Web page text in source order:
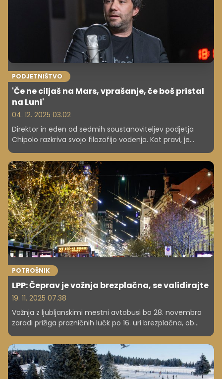
PODJETNIŠTVO
'Če ne ciljaš na Mars, vprašanje, če boš pristal
na Luni'
04. 12. 2025 03.02
Direktor in eden od sedmih soustanoviteljev podjetja
Chipolo razkriva svojo filozofijo vodenja. Kot pravi, je
ekipo vodi z zgledom. "Sem tam v prvi bojni vrsti, ne pa
zadaj pameten." V Popcastu Zgodbe Akrobatov pa je
razkril tudi, zakaj je vodenje podjetja kot vožnja z vlakcem
smrti.
POTROŠNIK
LPP: Čeprav je vožnja brezplačna, se validirajte
19. 11. 2025 07.38
Vožnja z ljubljanskimi mestni avtobusi bo 28. novembra
zaradi prižiga prazničnih lučk po 16. uri brezplačna, ob
Celovški, Barjanski, Dunajski, Zaloški in Tržaški cesti vozili
dodatni avtobusi. Vožnja z avtobusi bo brezplačna tudi
med 26. decembrom in 2. januarjem vsak dan po 17. uri.